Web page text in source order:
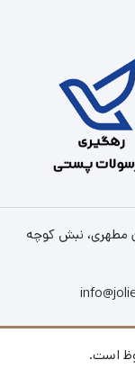
مطهری، نبش کوچه
است.